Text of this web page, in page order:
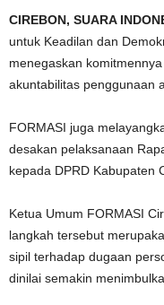
CIREBON, SUARA
untuk Keadilan dan
menegaskan
akuntabilitas penggunaan
FORMASI juga
desakan pelaksanaan
kepada DPRD Kabupaten
Ketua Umum FORMASI
langkah tersebut
sipil terhadap dugaan
dinilai semakin